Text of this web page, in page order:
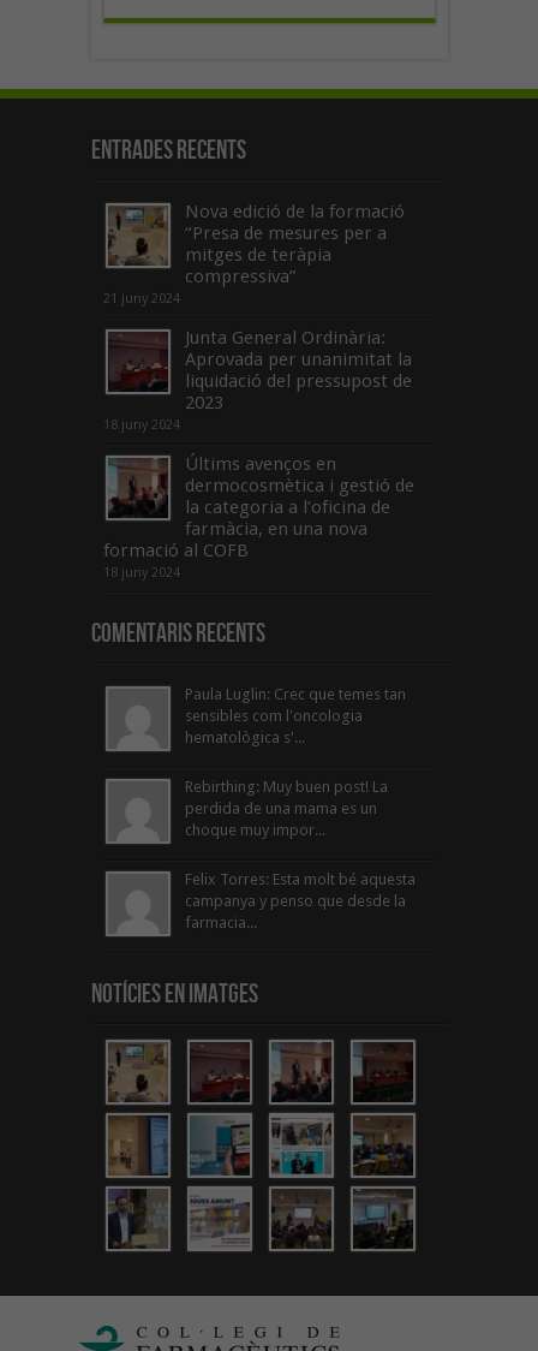
Entrades recents
Nova edició de la formació
“Presa de mesures per a
mitges de teràpia
compressiva”
21 juny 2024
Junta General Ordinària:
Aprovada per unanimitat la
liquidació del pressupost de
2023
18 juny 2024
Últims avenços en
dermocosmètica i gestió de
la categoria a l’oficina de
farmàcia, en una nova
formació al COFB
18 juny 2024
Comentaris Recents
Paula Luglin: Crec que temes tan
sensibles com l'oncologia
hematològica s'...
Rebirthing: Muy buen post! La
perdida de una mama es un
choque muy impor...
Felix Torres: Esta molt bé aquesta
campanya y penso que desde la
farmacia...
Notícies en Imatges